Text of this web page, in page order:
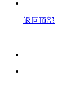
返回顶部